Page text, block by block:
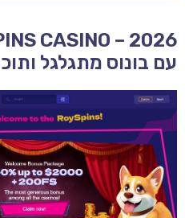
עם בונוס מתגלגל